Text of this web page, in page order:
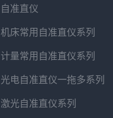
自准直仪
机床常用自准直仪系列
计量常用自准直仪系列
光电自准直仪一拖多系列
激光自准直仪系列